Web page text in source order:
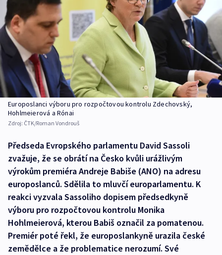
Europoslanci výboru pro rozpočtovou kontrolu Zdechovský,
Hohlmeierová a Rónai
Zdroj: ČTK/Roman Vondrouš
Předseda Evropského parlamentu David Sassoli
zvažuje, že se obrátí na Česko kvůli urážlivým
výrokům premiéra Andreje Babiše (ANO) na adresu
europoslanců. Sdělila to mluvčí europarlamentu. K
reakci vyzvala Sassoliho dopisem předsedkyně
výboru pro rozpočtovou kontrolu Monika
Hohlmeierová, kterou Babiš označil za pomatenou.
Premiér poté řekl, že europoslankyně urazila české
zemědělce a že problematice nerozumí. Své